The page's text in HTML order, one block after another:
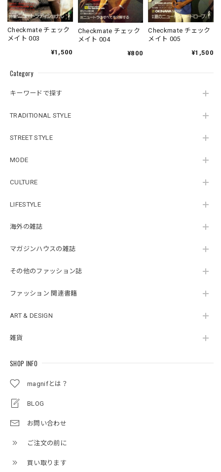
Category
キーワードで探す
TRADITIONAL STYLE
STREET STYLE
MODE
CULTURE
LIFESTYLE
海外の雑誌
マガジンハウスの雑誌
その他のファッション誌
ファッション 関連書籍
ART & DESIGN
雑貨
SHOP INFO
magnifとは？
BLOG
お問い合わせ
ご注文の前に
買い取ります
Checkmate チェック
メイト 003
¥1,500
Checkmate チェック
メイト 004
¥800
Checkmate チェック
メイト 005
¥1,500